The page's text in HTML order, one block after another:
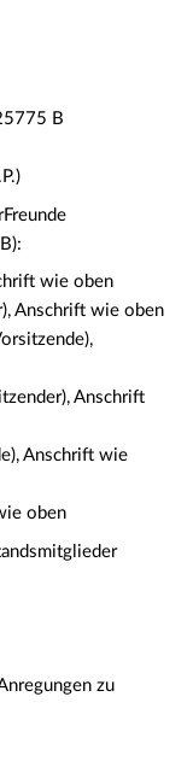
B
wie oben
Anschrift wie oben
Anschrift
Anschrift wie
oben
zu